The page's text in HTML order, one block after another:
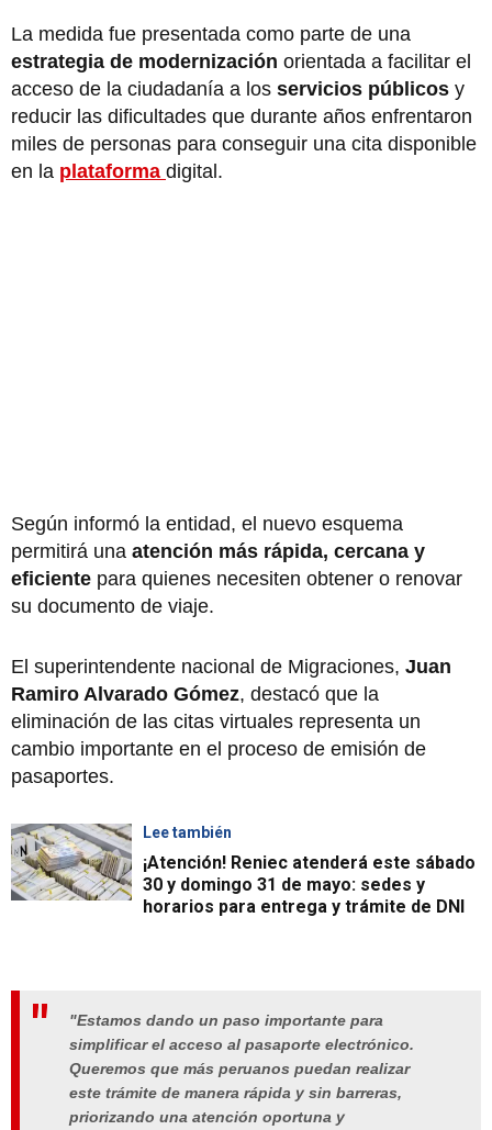
La medida fue presentada como parte de una
estrategia de modernización orientada a facilitar el
acceso de la ciudadanía a los servicios públicos y
reducir las dificultades que durante años enfrentaron
miles de personas para conseguir una cita disponible
en la plataforma digital.
Según informó la entidad, el nuevo esquema
permitirá una atención más rápida, cercana y
eficiente para quienes necesiten obtener o renovar
su documento de viaje.
El superintendente nacional de Migraciones, Juan
Ramiro Alvarado Gómez, destacó que la
eliminación de las citas virtuales representa un
cambio importante en el proceso de emisión de
pasaportes.
Lee también
¡Atención! Reniec atenderá este sábado
30 y domingo 31 de mayo: sedes y
horarios para entrega y trámite de DNI
"Estamos dando un paso importante para
simplificar el acceso al pasaporte electrónico.
Queremos que más peruanos puedan realizar
este trámite de manera rápida y sin barreras,
priorizando una atención oportuna y